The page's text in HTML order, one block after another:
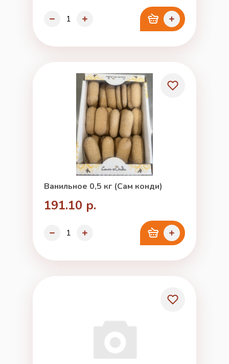
Ванильное 0,5 кг (Сам конди)
191.10 р.